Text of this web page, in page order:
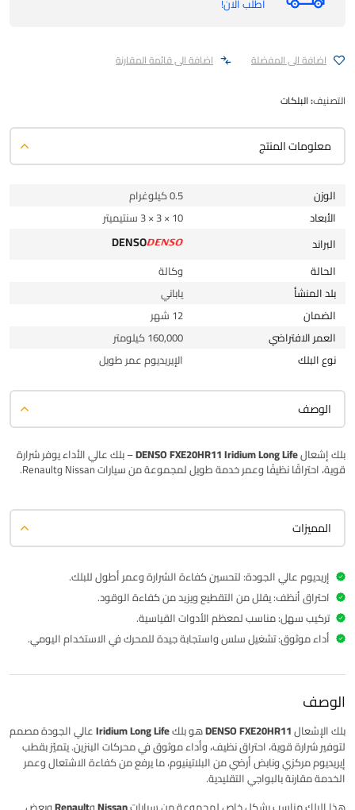
اطلب الان!
اضافة الى المفضلة اضافة الى قائمة المقارنة
التصنيف:البلكات
معلومات المنتج
الوزن
0.5 كيلوغرام
الأبعاد
10 × 3 × 3 سنتيميتر
البراند
DENSO
الحالة
وكالة
بلد المنشأ
ياباني
الضمان
12 شهر
العمر الافتراضي
160,000 كيلومتر
نوع البلك
الإيريديوم عمر طويل
الوصف
بلك إشعالDENSO FXE20HR11 Iridium Long Life– بلك عالي الأداء يوفر شرارة
قوية، احتراقًا نظيفًا وعمر خدمة طويل لمجموعة من سيارات Nissan وRenault.
المميزات
إريديوم عالي الجودة: لتحسين كفاءة الشرارة وعمر أطول للبلك.
احتراق أنظف: يقلل من التقطيع ويزيد من كفاءة الوقود.
تركيب سهل: مناسب لمعظم الأدوات القياسية.
أداء موثوق: تشغيل سلس واستجابة جيدة للمحرك في الاستخدام اليومي.
الوصف
بلك الإشعالDENSO FXE20HR11هو بلكIridium Long Lifeعالي الجودة مصمم
لتوفير شرارة قوية، احتراق نظيف، وأداء موثوق في محركات البنزين. يتميّز بقطب
إيريديوم مركزي ونابض أرضي من البلاتينيوم، ما يرفع من كفاءة الاشتعال وعمر
الخدمة مقارنة بالبواجي التقليدية.